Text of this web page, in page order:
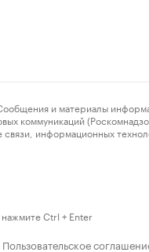
и материалы
коммуникаций
информационных
Ctrl + Enter
Пользовательское